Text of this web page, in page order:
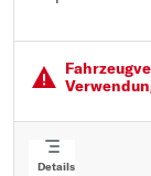
Details